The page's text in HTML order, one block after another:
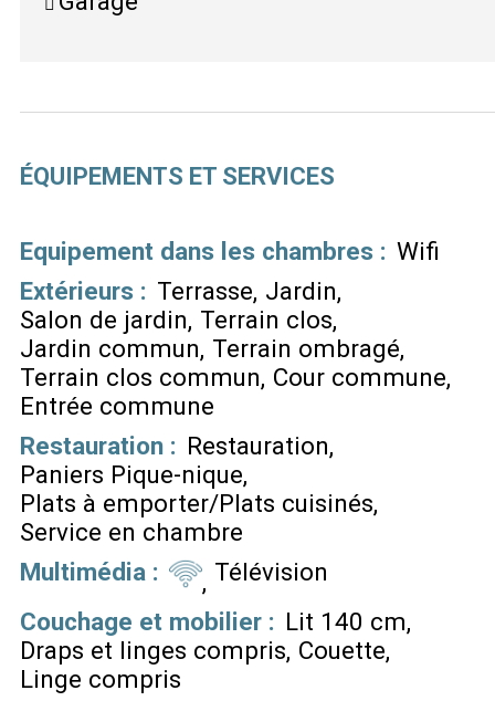
ÉQUIPEMENTS ET SERVICES
Equipement dans les chambres : Wifi
Extérieurs : Terrasse Jardin
Salon de jardin Terrain clos
Jardin commun Terrain ombragé
Terrain clos commun Cour commune
Entrée commune
Restauration : Restauration
Paniers Pique-nique
Plats à emporter/Plats cuisinés
Service en chambre
Multimédia :
Télévision
Couchage et mobilier : Lit 140 cm
Draps et linges compris Couette
Linge compris